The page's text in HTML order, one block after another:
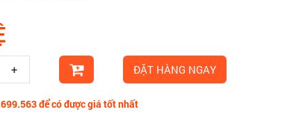
+ ĐẶT HÀNG NGAY
để có được giá tốt nhất